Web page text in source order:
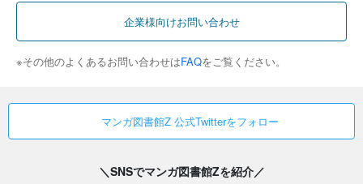
企業様向けお問い合わせ
※その他のよくあるお問い合わせはFAQをご覧ください。
マンガ図書館Z 公式Twitterをフォロー
＼SNSでマンガ図書館Zを紹介／